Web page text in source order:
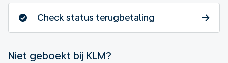
Check status terugbetaling
Niet geboekt bij KLM?